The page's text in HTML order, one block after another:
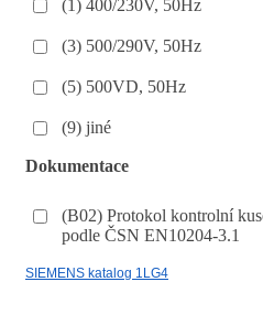
(1) 400/230V, 50Hz
(3) 500/290V, 50Hz
(5) 500VD, 50Hz
(9) jiné
Dokumentace
(B02) Protokol kontrolní
podle ČSN EN10204-3.1
SIEMENS katalog 1LG4